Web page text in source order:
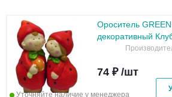
Ороситель GREEN APPLE
декоративный
Уточняйте наличие у менеджера
74 ₽ /шт